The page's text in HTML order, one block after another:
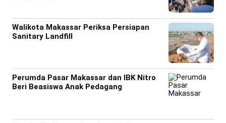
Walikota Makassar Periksa Persiapan
Sanitary Landfill
Perumda Pasar Makassar dan IBK Nitro
Beri Beasiswa Anak Pedagang